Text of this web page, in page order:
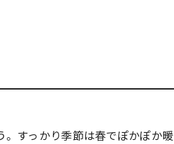
すっかり季節は春でぽかぽか暖